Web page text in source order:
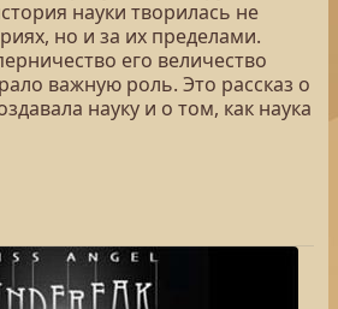
науки творилась не
но и за их пределами.
его величество
важную роль. Это рассказ о
науку и о том, как наука